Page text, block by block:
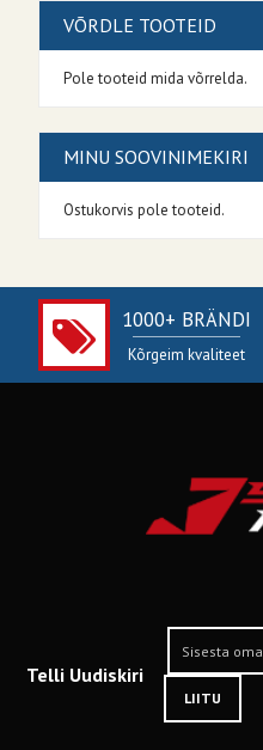
VÕRDLE TOOTEID
Pole tooteid mida võrrelda.
MINU SOOVINIMEKIRI
Ostukorvis pole tooteid.
1000+ BRÄNDI
Kõrgeim kvaliteet
Telli Uudiskiri
LIITU